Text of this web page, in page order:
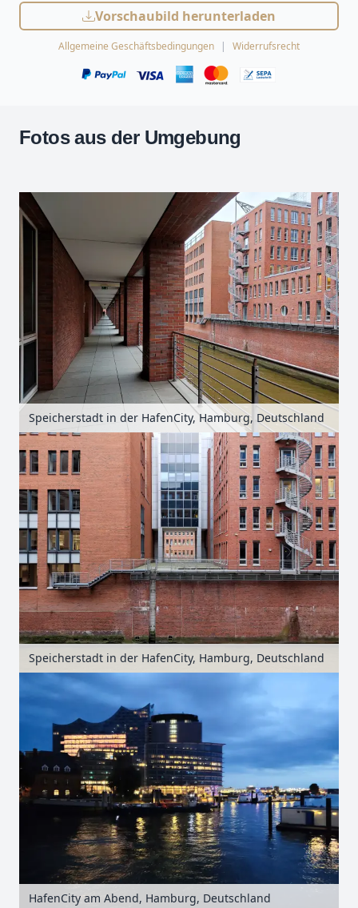
Vorschaubild herunterladen
Allgemeine Geschäftsbedingungen Widerrufsrecht
Fotos aus der Umgebung
+
−
Speicherstadt in der HafenCity, Hamburg, Deutschland
Speicherstadt in der HafenCity, Hamburg, Deutschland
HafenCity am Abend, Hamburg, Deutschland